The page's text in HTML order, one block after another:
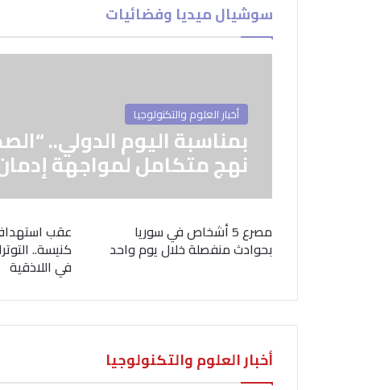
سوشيال ميديا وفضائيات
أخبار العلوم والتكنولوجيا
بمناسبة اليوم الدولي..
نهج متكامل لمواجهة
مصرع 5 أشخاص في سوريا
بحوادث منفصلة خلال يوم واحد
عقب
كنيسة..
في اللاذقية
أخبار العلوم والتكنولوجيا